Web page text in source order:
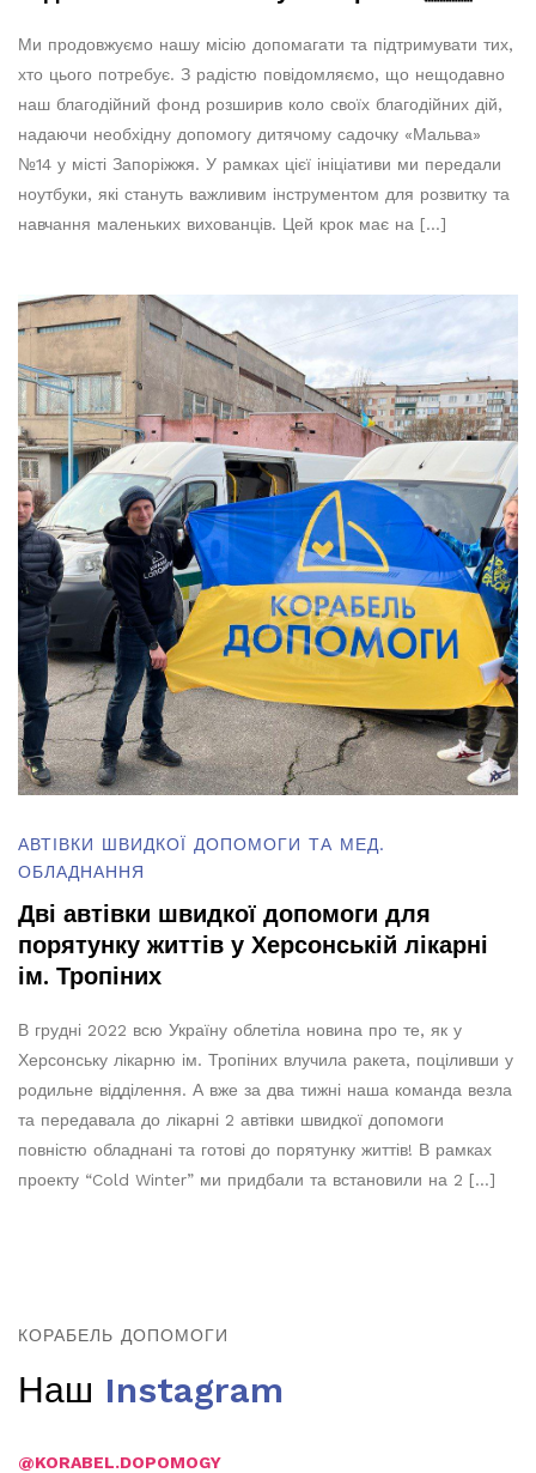
Ми продовжуємо нашу місію допомагати та підтримувати тих,
хто цього потребує. З радістю повідомляємо, що нещодавно
наш благодійний фонд розширив коло своїх благодійних дій,
надаючи необхідну допомогу дитячому садочку «Мальва»
№14 у місті Запоріжжя. У рамках цієї ініціативи ми передали
ноутбуки, які стануть важливим інструментом для розвитку та
навчання маленьких вихованців. Цей крок має на […]
АВТІВКИ ШВИДКОЇ ДОПОМОГИ ТА МЕД.
ОБЛАДНАННЯ
Дві автівки швидкої допомоги для
порятунку життів у Херсонській лікарні
ім. Тропіних
В грудні 2022 всю Україну облетіла новина про те, як у
Херсонську лікарню ім. Тропіних влучила ракета, поціливши у
родильне відділення. А вже за два тижні наша команда везла
та передавала до лікарні 2 автівки швидкої допомоги
повністю обладнані та готові до порятунку життів! В рамках
проекту “Cold Winter” ми придбали та встановили на 2 […]
КОРАБЕЛЬ ДОПОМОГИ
Наш Instagram
@KORABEL.DOPOMOGY